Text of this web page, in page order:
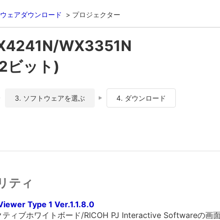
ェアダウンロード プロジェクター
WX3351N
ビット)
3. ソフトウェアを選ぶ 4. ダウンロード
ティ
Type 1 Ver.1.1.8.0
ィブホワイトボード/RICOH PJ Interactive Softwareの画